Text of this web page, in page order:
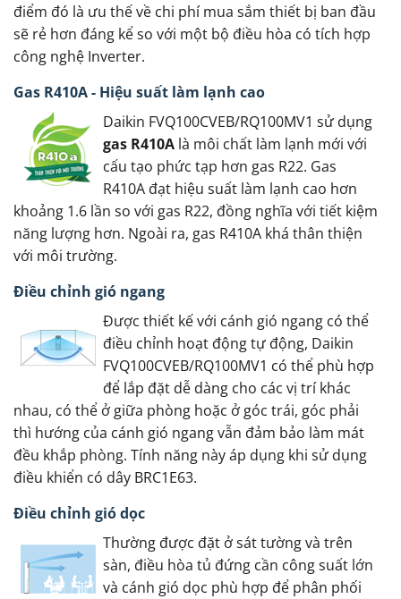
điểm đó là ưu thế về chi phí mua sắm thiết bị ban đầu
sẽ rẻ hơn đáng kể so với một bộ điều hòa có tích hợp
công nghệ Inverter.
Gas R410A - Hiệu suất làm lạnh cao
Daikin FVQ100CVEB/RQ100MV1 sử dụng
gas R410A là môi chất làm lạnh mới với
cấu tạo phức tạp hơn gas R22. Gas
R410A đạt hiệu suất làm lạnh cao hơn
khoảng 1.6 lần so với gas R22, đồng nghĩa với tiết kiệm
năng lượng hơn. Ngoài ra, gas R410A khá thân thiện
với môi trường.
Điều chỉnh gió ngang
Được thiết kế với cánh gió ngang có thể
điều chỉnh hoạt động tự động, Daikin
FVQ100CVEB/RQ100MV1 có thể phù hợp
để lắp đặt dễ dàng cho các vị trí khác
nhau, có thể ở giữa phòng hoặc ở góc trái, góc phải
thì hướng của cánh gió ngang vẫn đảm bảo làm mát
đều khắp phòng. Tính năng này áp dụng khi sử dụng
điều khiển có dây BRC1E63.
Điều chỉnh gió dọc
Thường được đặt ở sát tường và trên
sàn, điều hòa tủ đứng cần công suất lớn
và cánh gió dọc phù hợp để phân phối